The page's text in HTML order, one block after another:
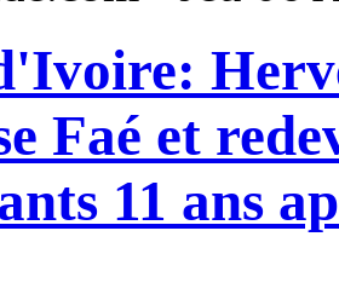
Faé et
11 ans